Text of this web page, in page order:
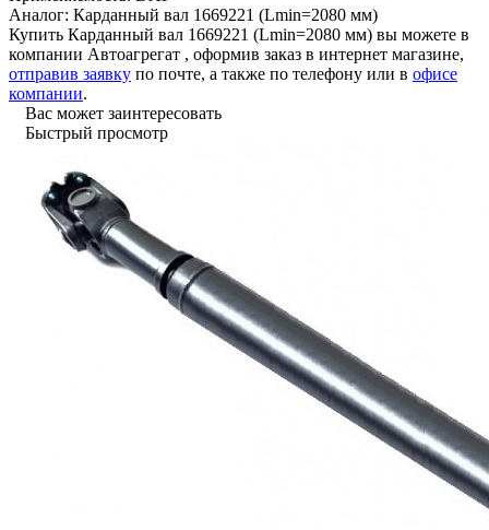
Аналог: Карданный вал 1669221 (Lmin=2080 мм)
Купить Карданный вал 1669221 (Lmin=2080 мм) вы можете в
компании Автоагрегат , оформив заказ в интернет магазине,
отправив заявку по почте, а также по телефону или в офисе
компании.
Вас может заинтересовать
Быстрый просмотр